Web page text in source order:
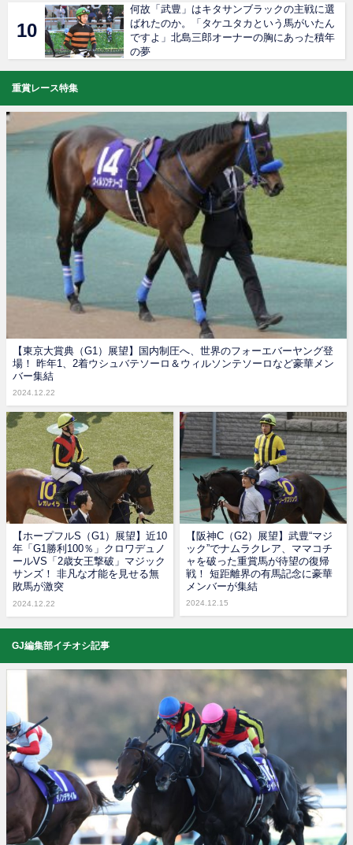
何故「武豊」はキタサンブラックの主戦に選
ばれたのか。「タケユタカという馬がいたん
ですよ」北島三郎オーナーの胸にあった積年
の夢
重賞レース特集
【東京大賞典（G1）展望】国内制圧へ、世界のフォーエバーヤング登
場！ 昨年1、2着ウシュバテソーロ＆ウィルソンテソーロなど豪華メン
バー集結
2024.12.22
【ホープフルS（G1）展望】近10
年「G1勝利100％」クロワデュノ
ールVS「2歳女王撃破」マジック
サンズ！ 非凡な才能を見せる無
敗馬が激突
2024.12.22
【阪神C（G2）展望】武豊“マジ
ック”でナムラクレア、ママコチ
ャを破った重賞馬が待望の復帰
戦！ 短距離界の有馬記念に豪華
メンバーが集結
2024.12.15
GJ編集部イチオシ記事